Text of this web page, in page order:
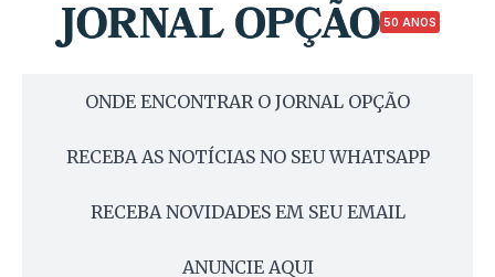
50 ANOS
ONDE ENCONTRAR O JORNAL OPÇÃO
RECEBA AS NOTÍCIAS NO SEU WHATSAPP
RECEBA NOVIDADES EM SEU EMAIL
ANUNCIE AQUI